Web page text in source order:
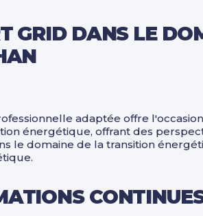
GRID DANS LE
adaptée offre
énergétique, offrant des
le domaine de la transition